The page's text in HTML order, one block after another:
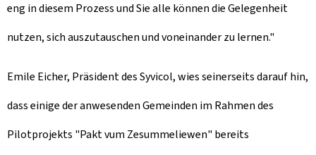
eng in diesem Prozess und Sie alle können die Gelegenheit
nutzen, sich auszutauschen und voneinander zu lernen."
Emile Eicher, Präsident des Syvicol, wies seinerseits darauf hin,
dass einige der anwesenden Gemeinden im Rahmen des
Pilotprojekts "Pakt vum Zesummeliewen" bereits